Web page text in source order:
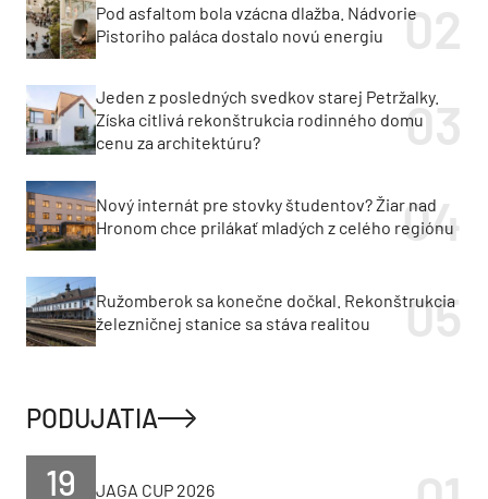
Pod asfaltom bola vzácna dlažba. Nádvorie
Pistoriho paláca dostalo novú energiu
Jeden z posledných svedkov starej Petržalky.
Získa citlivá rekonštrukcia rodinného domu
cenu za architektúru?
Nový internát pre stovky študentov? Žiar nad
Hronom chce prilákať mladých z celého regiónu
Ružomberok sa konečne dočkal. Rekonštrukcia
železničnej stanice sa stáva realitou
PODUJATIA
19 JAGA CUP 2026